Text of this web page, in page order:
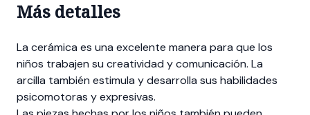
Más detalles
La cerámica es una excelente manera para que los
niños trabajen su creatividad y comunicación. La
arcilla también estimula y desarrolla sus habilidades
psicomotoras y expresivas.